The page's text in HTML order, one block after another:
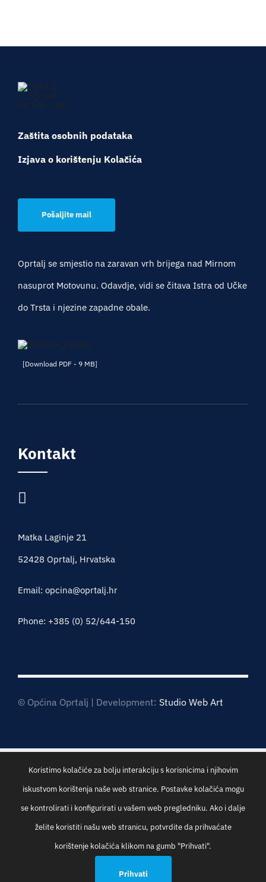
Zaštita osobnih podataka
Izjava o korištenju Kolačića
Pošaljite mail
Oprtalj se smjestio na zaravan vrh brijega nad Mirnom
nasuprot Motovunu. Odavdje, vidi se čitava Istra od Učke
do Trsta i njezine zapadne obale.
[Download PDF - 9 MB]
Kontakt
Matka Laginje 21
52428 Oprtalj, Hrvatska
Email: opcina@oprtalj.hr
Phone: +385 (0) 52/644-150
© Općina Oprtalj | Development: Studio Web Art
Koristimo kolačiće za bolju interakciju s korisnicima i njihovim
iskustvom korištenja naše web stranice. Postavke kolačića mogu
se kontrolirati i konfigurirati u vašem web pregledniku. Ako i dalje
želite koristiti našu web stranicu, potvrdite da prihvaćate
korištenje kolačića klikom na gumb "Prihvati".
Prihvati